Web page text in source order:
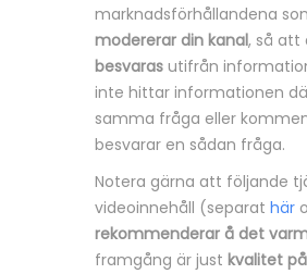
marknadsförhållandena
modererar din kanal, så att
besvaras utifrån
inte hittar informationen
samma fråga eller
besvarar en sådan fråga.
Notera gärna att följande
videoinnehåll (separat här
rekommenderar å det
framgång är just kvalitet